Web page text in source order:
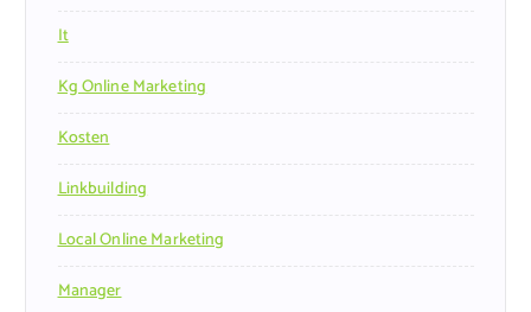
It
Kg Online Marketing
Kosten
Linkbuilding
Local Online Marketing
Manager